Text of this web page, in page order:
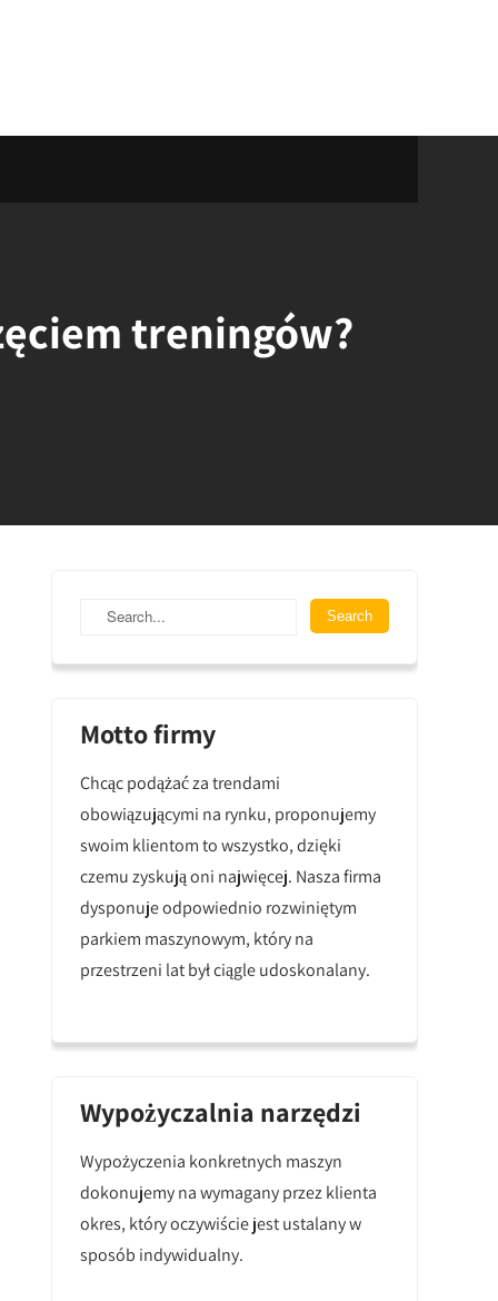
treningów?
Motto firmy
Chcąc podążać za trendami
obowiązującymi na rynku, proponujemy
swoim klientom to wszystko, dzięki
czemu zyskują oni najwięcej. Nasza firma
dysponuje odpowiednio rozwiniętym
parkiem maszynowym, który na
przestrzeni lat był ciągle udoskonalany.
Wypożyczalnia narzędzi
Wypożyczenia konkretnych maszyn
dokonujemy na wymagany przez klienta
okres, który oczywiście jest ustalany w
sposób indywidualny.